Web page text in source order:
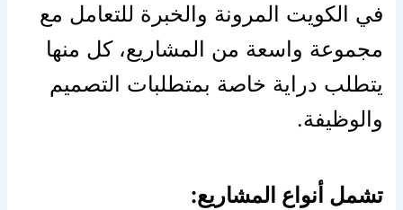
في الكويت المرونة والخبرة للتعامل مع
مجموعة واسعة من المشاريع، كل منها
يتطلب دراية خاصة بمتطلبات التصميم
والوظيفة.
تشمل أنواع المشاريع: